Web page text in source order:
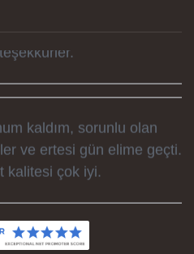
ailesine tüm
kaldım, sorunlu olan
ve ertesi gün elime geçti.
kalitesi çok iyi.
harika.